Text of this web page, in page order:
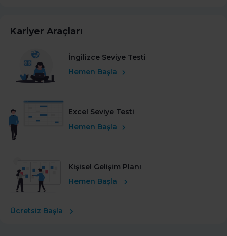
Kariyer Araçları
İngilizce Seviye Testi
Hemen Başla
Excel Seviye Testi
Hemen Başla
Kişisel Gelişim Planı
Hemen Başla
Ücretsiz Başla